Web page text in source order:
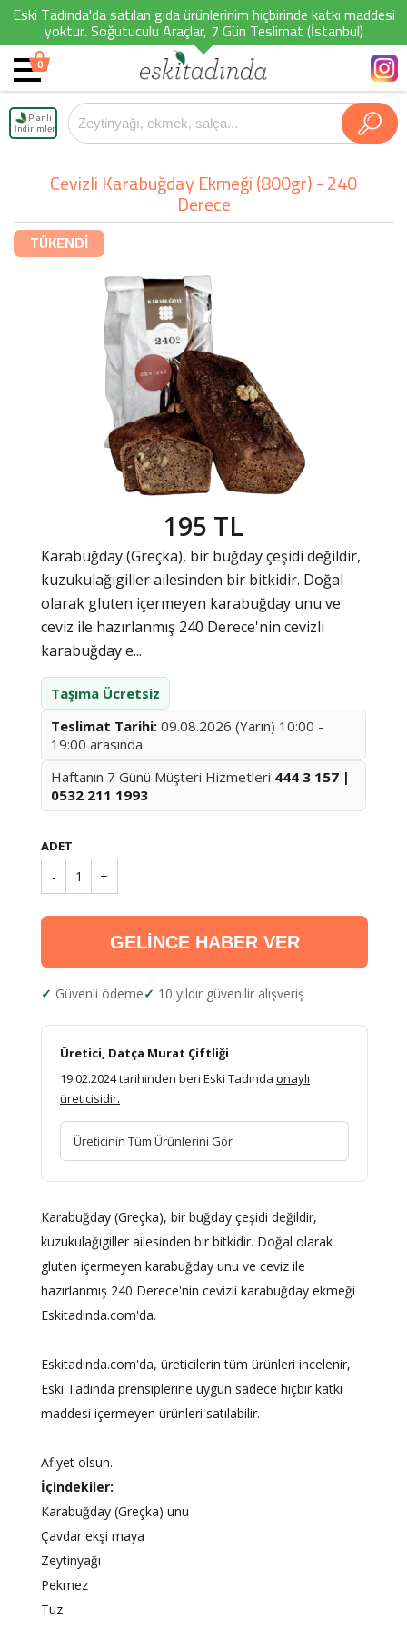
Eski Tadında'da satılan gıda ürünlerinim hiçbirinde katkı maddesi
yoktur. Soğutuculu Araçlar, 7 Gün Teslimat (İstanbul)
0
Planlı
İndirimler
Cevizli Karabuğday Ekmeği (800gr) - 240
Derece
TÜKENDİ
195 TL
Karabuğday (Greçka), bir buğday çeşidi değildir,
kuzukulağıgiller ailesinden bir bitkidir. Doğal
olarak gluten içermeyen karabuğday unu ve
ceviz ile hazırlanmış 240 Derece'nin cevizli
karabuğday e...
Taşıma Ücretsiz
Teslimat Tarihi: 09.08.2026 (Yarın) 10:00 -
19:00 arasında
Haftanın 7 Günü Müşteri Hizmetleri 444 3 157 |
0532 211 1993
ADET
- 1 +
GELİNCE HABER VER
Güvenli ödeme 10 yıldır güvenilir alışveriş
Üretici, Datça Murat Çiftliği
19.02.2024 tarihinden beri Eski Tadında onaylı
üreticisidir.
Üreticinin Tüm Ürünlerini Gör
Karabuğday (Greçka), bir buğday çeşidi değildir,
kuzukulağıgiller ailesinden bir bitkidir. Doğal olarak
gluten içermeyen karabuğday unu ve ceviz ile
hazırlanmış 240 Derece'nin cevizli karabuğday ekmeği
Eskitadinda.com'da.
Eskitadında.com'da, üreticilerin tüm ürünleri incelenir,
Eski Tadında prensiplerine uygun sadece hiçbir katkı
maddesi içermeyen ürünleri satılabilir.
Afiyet olsun.
İçindekiler:
Karabuğday (Greçka) unu
Çavdar ekşi maya
Zeytinyağı
Pekmez
Tuz